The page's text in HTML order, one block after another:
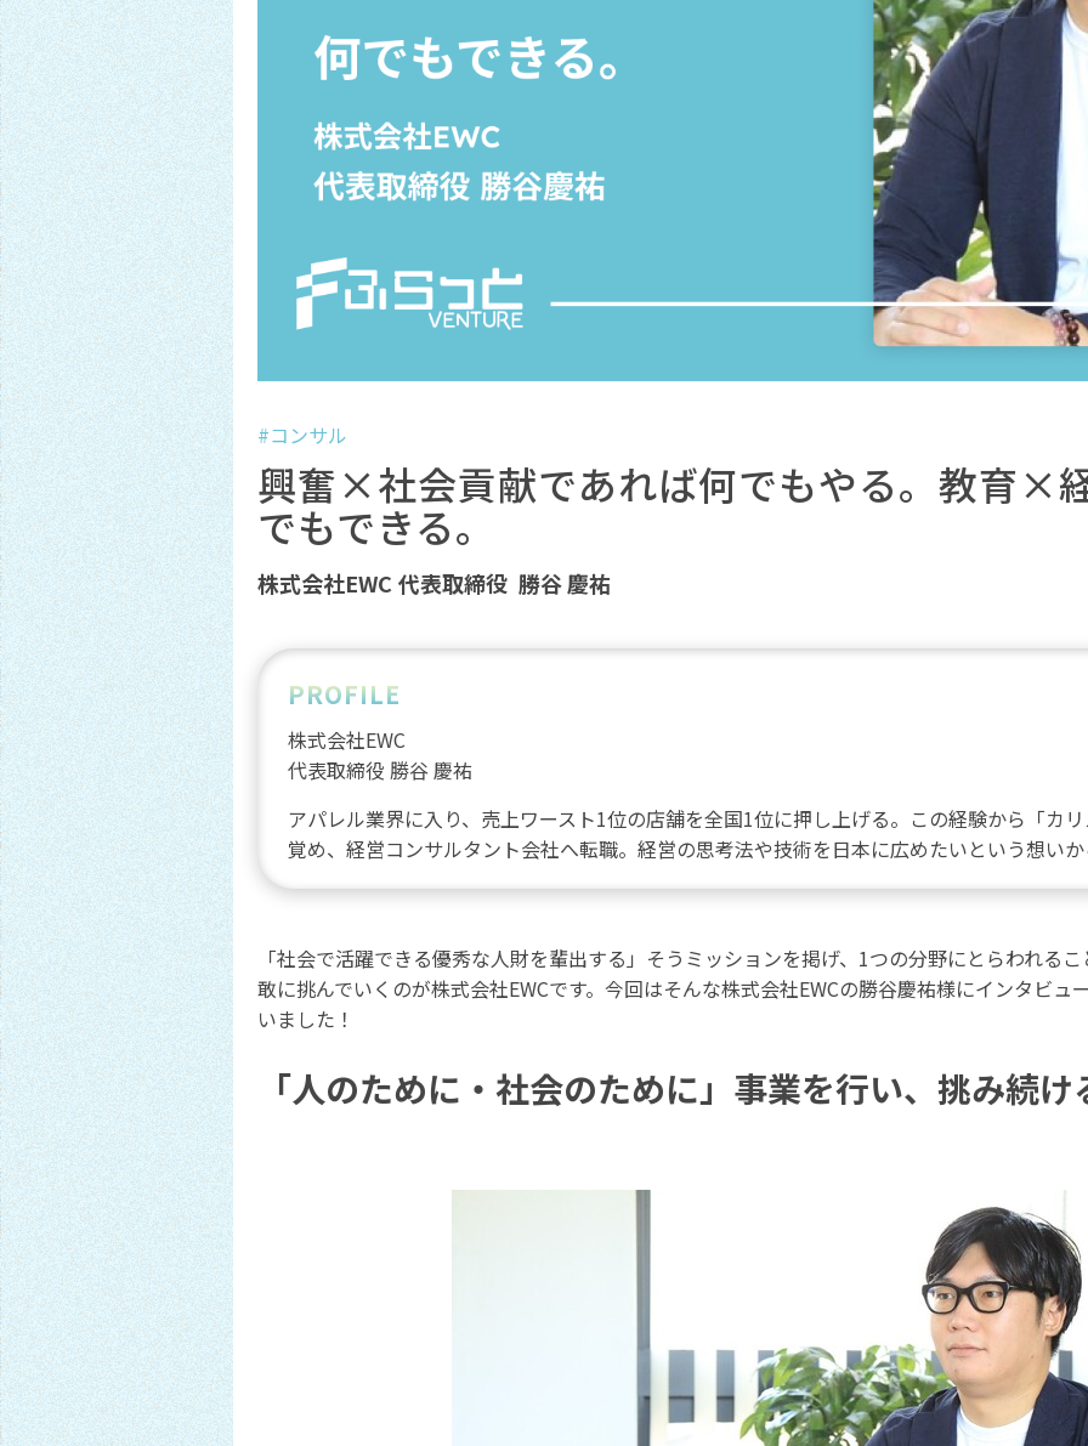
#コンサル
興奮×社会貢献であれば何でもやる。教育×
でもできる。
株式会社EWC 代表取締役 勝谷 慶祐
PROFILE
株式会社EWC
代表取締役 勝谷 慶祐
アパレル業界に入り、売上ワースト1位の店舗を全国1位に押し上げる。この経験から「カ
覚め、経営コンサルタント会社へ転職。経営の思考法や技術を日本に広めたいという想い
「社会で活躍できる優秀な人財を輩出する」そうミッションを掲げ、1つの分野にとらわれる
敢に挑んでいくのが株式会社EWCです。今回はそんな株式会社EWCの勝谷慶祐様にインタビュ
いました！
「人のために・社会のために」事業を行い、挑み続け